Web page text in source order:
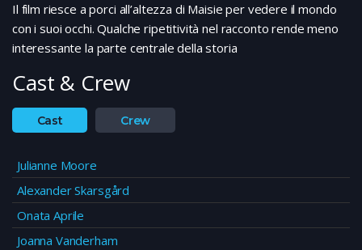
Il film riesce a porci all’altezza di Maisie per vedere il mondo
con i suoi occhi. Qualche ripetitività nel racconto rende meno
interessante la parte centrale della storia
Cast & Crew
Cast Crew
Julianne Moore
Alexander Skarsgård
Onata Aprile
Joanna Vanderham